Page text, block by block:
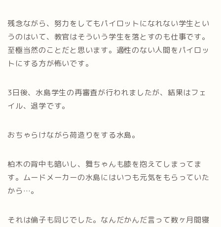
残念ながら、努力をしてもパイロットになれない学生とい
うのはいて、教官はそういう学生を落とすのも仕事です。
至極当然のことだと思います。適性のない人間をパイロッ
トにする方が怖いです。
3日後、水島学生の再審査が行われましたが、結果はフェ
イル、退学です。
おちゃらけながら荷造りをする水島。
柏木の背中も暗いし、舞ちゃんも膝を抱えてしまってま
す。ムードメーカーの水島にはいつも元気をもらっていた
から…。
それは倫子も同じでした。なんだかんだ言って数ヶ月間寝